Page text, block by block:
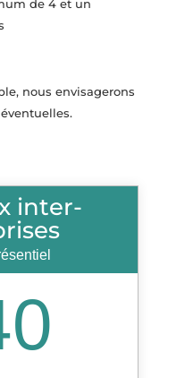
de 4 et un
nous envisagerons
inter-